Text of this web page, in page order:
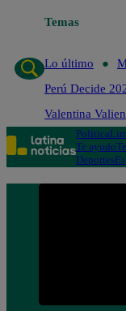
Temas
Lo último
Perú Decide
Valentina
Política
Te ayudo
Deportes